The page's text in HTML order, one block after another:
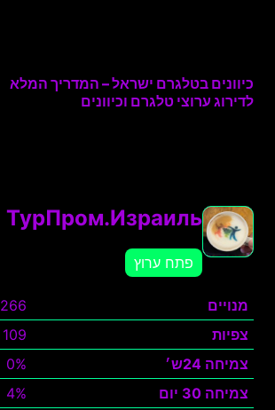
כיוונים בטלגרם ישראל – המדריך המלא
לדירוג ערוצי טלגרם וכיוונים
ТурПром.Израиль
פתח ערוץ
מנויים
266
צפיות
109
צמיחה 24ש׳
0%
צמיחה 30 יום
4%